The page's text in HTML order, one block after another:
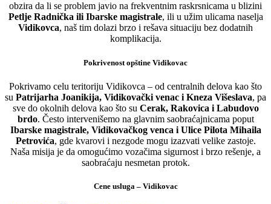
obzira da li se problem javio na frekventnim raskrsnicama u blizini
Petlje Radnička ili Ibarske magistrale, ili u užim ulicama naselja
Vidikovca, naš tim dolazi brzo i rešava situaciju bez dodatnih
komplikacija.
Pokrivenost opštine Vidikovac
Pokrivamo celu teritoriju Vidikovca – od centralnih delova kao što
su Patrijarha Joanikija, Vidikovački venac i Kneza Višeslava, pa
sve do okolnih delova kao što su Cerak, Rakovica i Labudovo
brdo. Često intervenišemo na glavnim saobraćajnicama poput
Ibarske magistrale, Vidikovačkog venca i Ulice Pilota Mihaila
Petrovića, gde kvarovi i nezgode mogu izazvati velike zastoje.
Naša misija je da omogućimo vozačima sigurnost i brzo rešenje, a
saobraćaju nesmetan protok.
Cene usluga – Vidikovac